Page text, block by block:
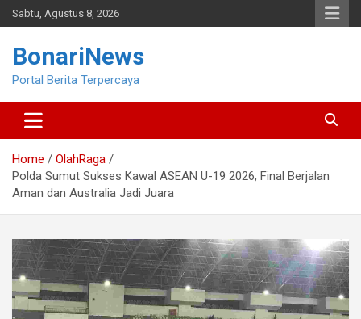
Skip
to
Sabtu, Agustus 8, 2026
BonariNews
Portal Berita Terpercaya
Home
OlahRaga
Polda Sumut Sukses Kawal ASEAN U-19 2026, Final Berjalan
Aman dan Australia Jadi Juara